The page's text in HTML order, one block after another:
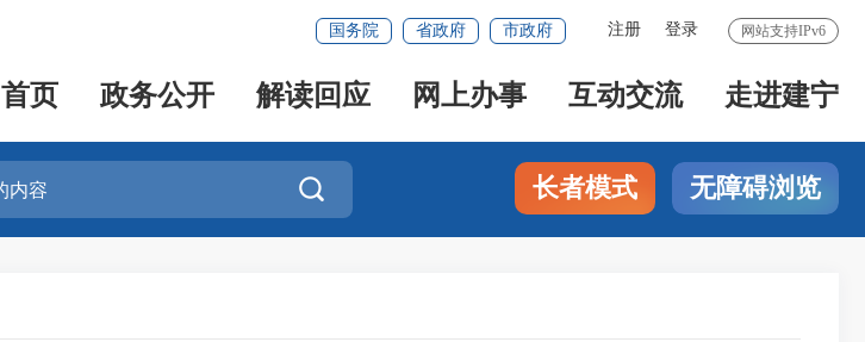
网站支持IPv6
注册 登录
国务院 省政府 市政府
首页 政务公开 解读回应 网上办事 互动交流 走进建宁
 长者模式 无障碍浏览